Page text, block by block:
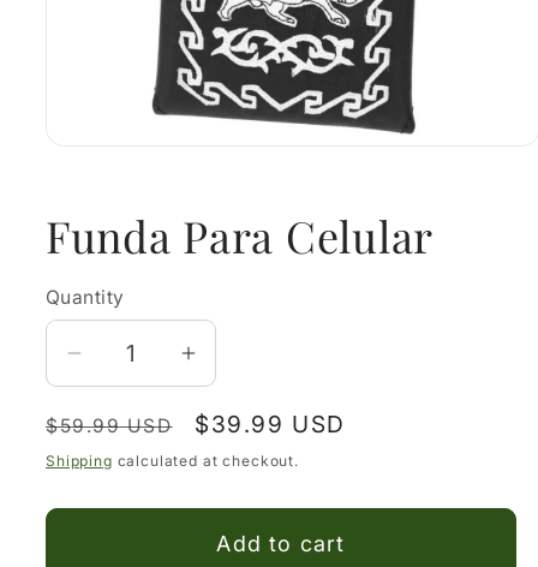
modal
Funda Para Celular
Quantity
Decrease
for
Funda
Increase
for
Funda
Regular
price
$59.99 USD
Sale
price
$39.99 USD
Shipping calculated at checkout.
Add to cart